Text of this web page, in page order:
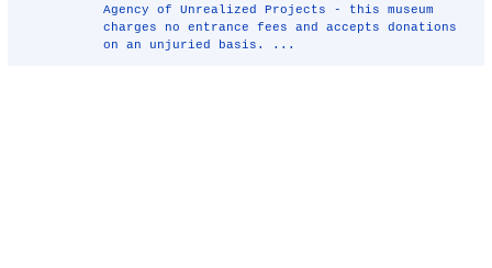
Agency of Unrealized Projects - this museum
charges no entrance fees and accepts donations
on an unjuried basis. ...